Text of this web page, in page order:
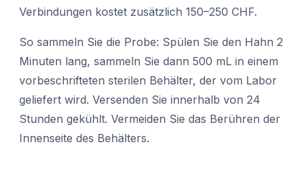
Verbindungen kostet zusätzlich 150–250 CHF.
So sammeln Sie die Probe: Spülen Sie den Hahn 2
Minuten lang, sammeln Sie dann 500 mL in einem
vorbeschrifteten sterilen Behälter, der vom Labor
geliefert wird. Versenden Sie innerhalb von 24
Stunden gekühlt. Vermeiden Sie das Berühren der
Innenseite des Behälters.